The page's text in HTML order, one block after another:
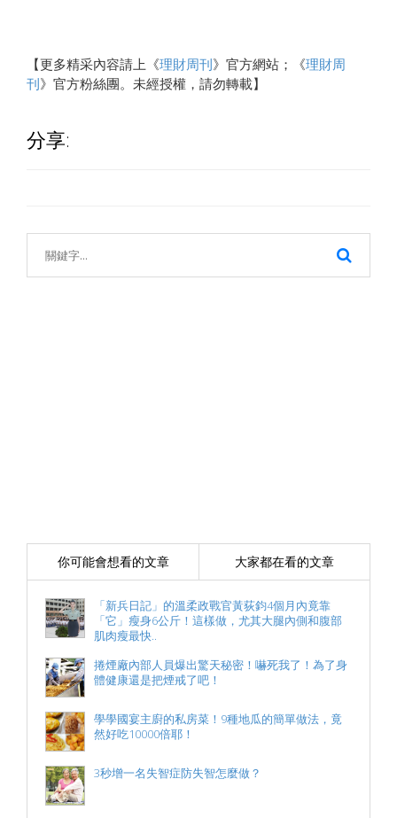
【更多精采內容請上《理財周刊》官方網站；《理財周
刊》官方粉絲團。未經授權，請勿轉載】
分享:
你可能會想看的文章 大家都在看的文章
「新兵日記」的溫柔政戰官黃荻鈞4個月內竟靠
「它」瘦身6公斤！這樣做，尤其大腿內側和腹部
肌肉瘦最快..
捲煙廠內部人員爆出驚天秘密！嚇死我了！為了身
體健康還是把煙戒了吧！
學學國宴主廚的私房菜！9種地瓜的簡單做法，竟
然好吃10000倍耶！
3秒增一名失智症防失智怎麼做？